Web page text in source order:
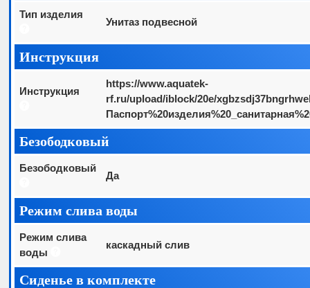
Тип изделия
Унитаз подвесной
Инструкция
Инструкция
https://www.aquatek-
rf.ru/upload/iblock/20e/
Безободковый
Безободковый
Да
Режим слива воды
Режим слива
воды
каскадный слив
Сиденье в комплекте